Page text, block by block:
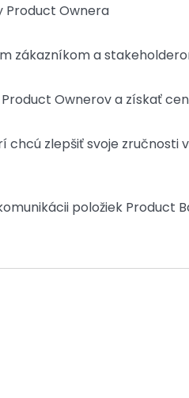
Product Ownera
zákazníkom a
Ownerov a získať
zlepšiť svoje zručnosti
položiek Product